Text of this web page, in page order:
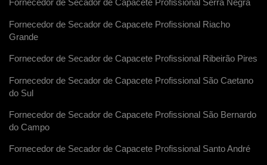
Fornecedor de Secador de Capacete Profissional Serra Negra
Fornecedor de Secador de Capacete Profissional Riacho
Grande
Fornecedor de Secador de Capacete Profissional Ribeirão Pires
Fornecedor de Secador de Capacete Profissional São Caetano
do Sul
Fornecedor de Secador de Capacete Profissional São Bernardo
do Campo
Fornecedor de Secador de Capacete Profissional Santo André